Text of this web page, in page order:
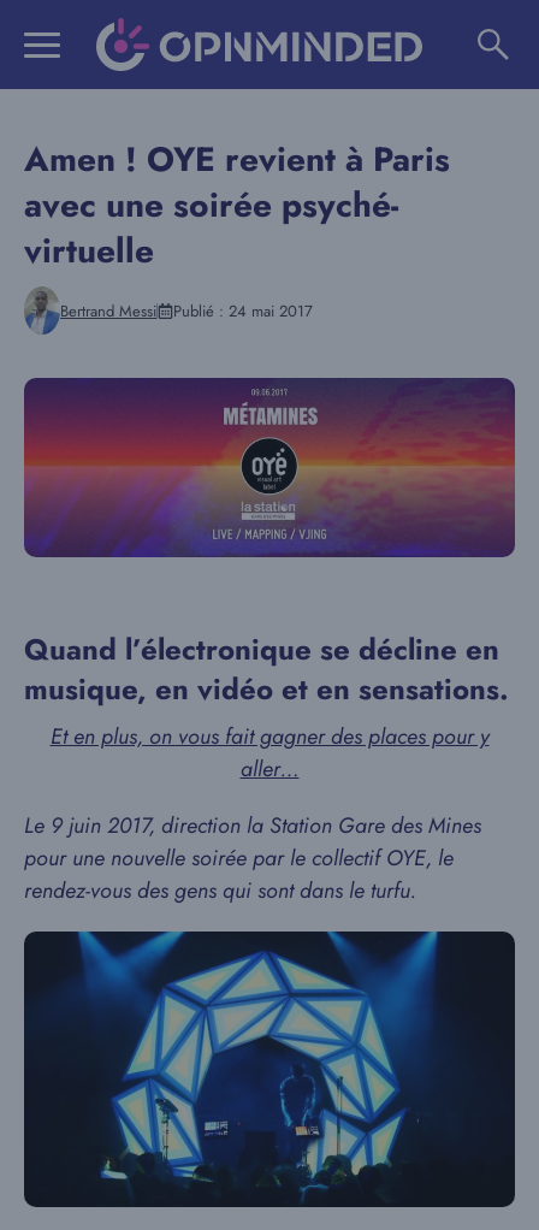
Amen ! OYE revient à Paris
avec une soirée psyché-
virtuelle
Bertrand Messi Publié : 24 mai 2017
Quand l’électronique se décline en
musique, en vidéo et en sensations.
Et en plus, on vous fait gagner des places pour y
aller…
Le 9 juin 2017, direction la Station Gare des Mines
pour une nouvelle soirée par le collectif OYE, le
rendez-vous des gens qui sont dans le turfu.